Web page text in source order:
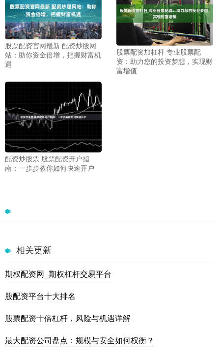
股票配资官网最新 配资炒股网
站：助你资金倍增，把握财富机
遇
股票配资加杠杆 专业股票配
资：助力您的投资梦想，实现财
富增值
配资炒股票 股票配资开户指
南：一步步教你如何快速开户
相关更新
期权配资网_期权杠杆交易平台
股配资平台十大排名
股票配资十倍杠杆，风险与机遇详解
最大配资公司盘点：规模与安全如何权衡？